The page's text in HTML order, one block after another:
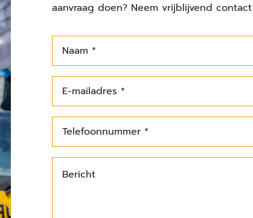
aanvraag doen? Neem vrijblijvend